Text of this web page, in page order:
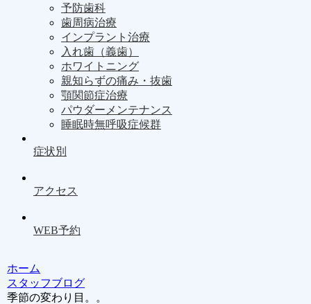
予防歯科
歯周病治療
インプラント治療
入れ歯（義歯）
ホワイトニング
親知らずの痛み・抜歯
顎関節症治療
パウダーメンテナンス
睡眠時無呼吸症候群
症状別
アクセス
WEB予約
ホーム
スタッフブログ
季節の変わり目。。